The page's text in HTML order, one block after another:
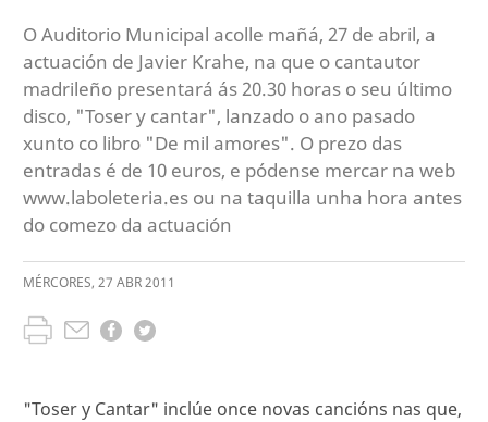
O Auditorio Municipal acolle mañá, 27 de abril, a
actuación de Javier Krahe, na que o cantautor
madrileño presentará ás 20.30 horas o seu último
disco, "Toser y cantar", lanzado o ano pasado
xunto co libro "De mil amores". O prezo das
entradas é de 10 euros, e pódense mercar na web
www.laboleteria.es ou na taquilla unha hora antes
do comezo da actuación
MÉRCORES, 27 ABR2011
"Toser y Cantar" inclúe once novas cancións nas que,